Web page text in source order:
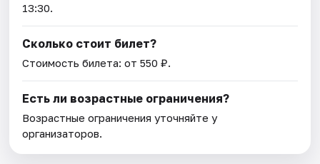
13:30.
Сколько стоит билет?
Стоимость билета: от 550 ₽.
Есть ли возрастные ограничения?
Возрастные ограничения уточняйте у
организаторов.